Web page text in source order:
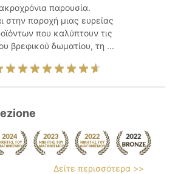
παρουσία.
στην παροχή μιας ευρείας
που καλύπτουν τις
βρεφικού δωματίου, τη ...
Δείτε περισσότερα >>